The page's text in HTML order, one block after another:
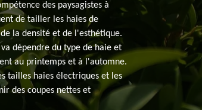
des paysagistes à
de tailler les haies de
la densité et de l'esthétique.
dépendre du type de haie et
au printemps et à l'automne.
tailles haies électriques et les
des coupes nettes et